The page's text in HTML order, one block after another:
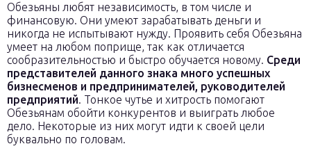
Обезьяны любят независимость, в том числе и
финансовую. Они умеют зарабатывать деньги и
никогда не испытывают нужду. Проявить себя Обезьяна
умеет на любом поприще, так как отличается
сообразительностью и быстро обучается новому. Среди
представителей данного знака много успешных
бизнесменов и предпринимателей, руководителей
предприятий. Тонкое чутье и хитрость помогают
Обезьянам обойти конкурентов и выиграть любое
дело. Некоторые из них могут идти к своей цели
буквально по головам.